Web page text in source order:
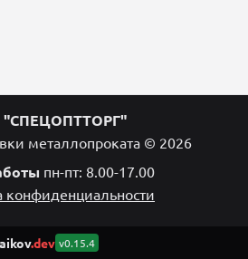
металлопроката © 2026
пн-пт: 8.00-17.00
конфиденциальности
.dev v0.15.4